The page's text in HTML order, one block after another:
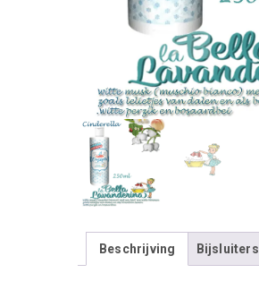
Beschrijving Bijsluiters